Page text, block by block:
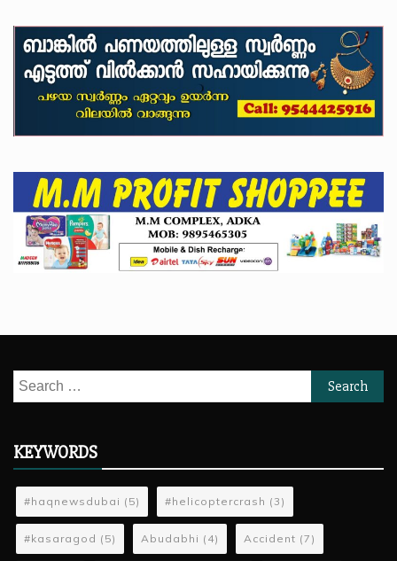
Search
for:
KEYWORDS
#haqnewsdubai (5) #helicoptercrash (3)
#kasaragod (5) Abudabhi (4) Accident (7)